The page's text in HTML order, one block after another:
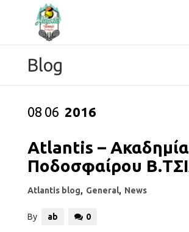
Blog
08 06 2016
Atlantis – Ακαδημία
Ποδοσφαίρου
Atlantis blog, General, News
By ab 0